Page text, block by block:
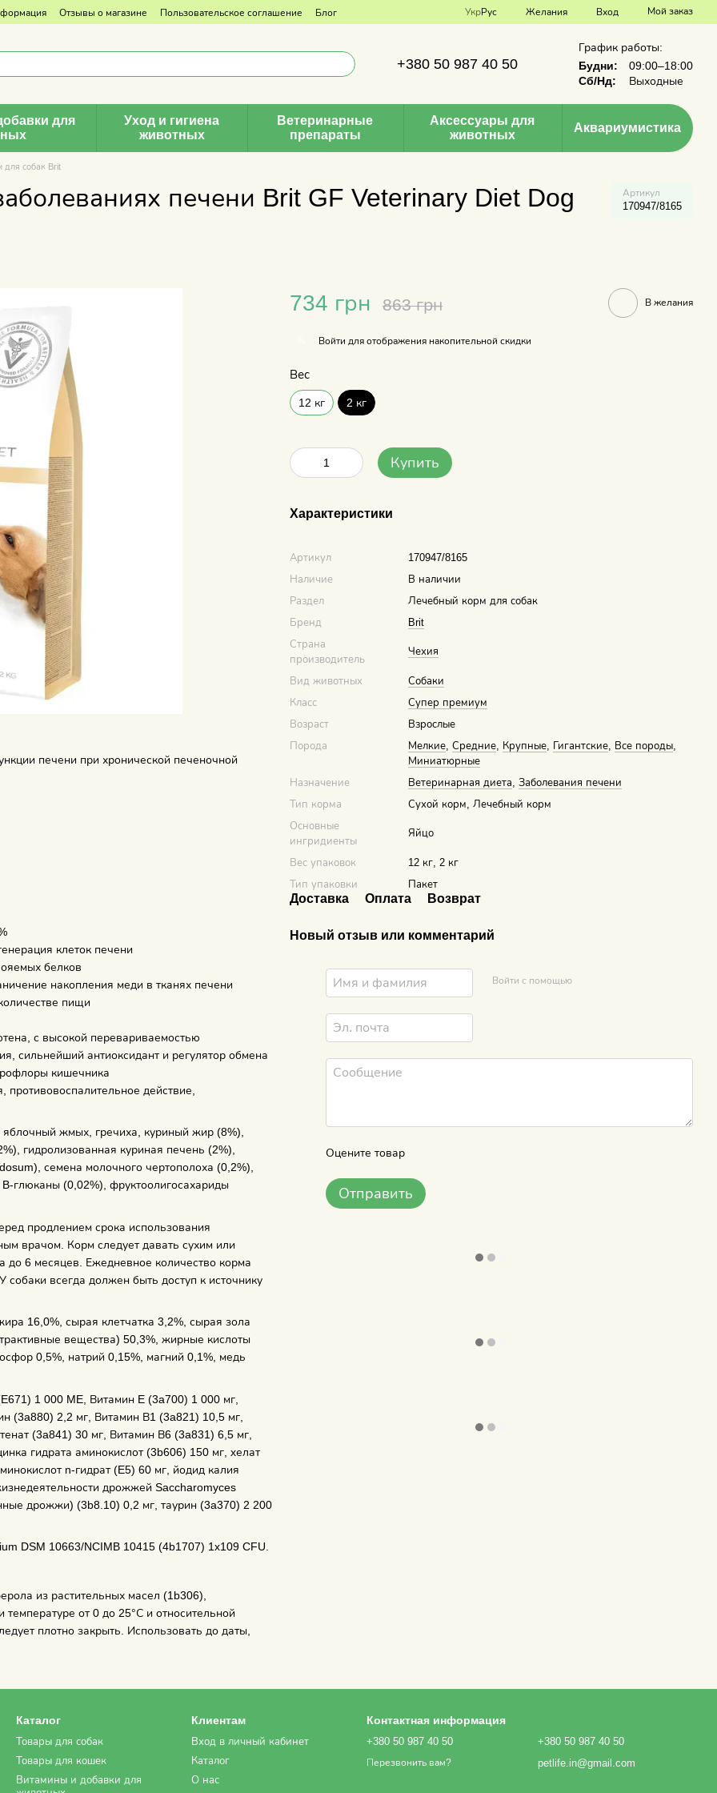
Отзывы о магазине Пользовательское соглашение Блог УкрРус Желания Вход Мой заказ
+380 50 987 40 50
График работы:
Будни:
09:00–18:00
Сб/Нд:
Выходные
для
Уход и гигиена
животных
Ветеринарные
препараты
Аксессуары для
животных
Аквариумистика
собак Brit
печени Brit GF Veterinary Diet Dog Артикул
170947/8165
печени при хронической печеночной
клеток печени
белков
накопления меди в тканях печени
пищи
с высокой перевариваемостью
сильнейший антиоксидант и регулятор обмена
кишечника
действие,
жмых, гречиха, куриный жир (8%),
гидролизованная куриная печень (2%),
семена молочного чертополоха (0,2%),
глюканы (0,02%), фруктоолигосахариды
продлением срока использования
врачом. Корм следует давать сухим или
до 6 месяцев. Ежедневное количество корма
всегда должен быть доступ к источнику
16,0%, сырая клетчатка 3,2%, сырая зола
вещества) 50,3%, жирные кислоты
0,5%, натрий 0,15%, магний 0,1%, медь
1 000 ME, Витамин E (3a700) 1 000 мг,
(3a880) 2,2 мг, Витамин В1 (3a821) 10,5 мг,
(3a841) 30 мг, Витамин В6 (3a831) 6,5 мг,
гидрата аминокислот (3b606) 150 мг, xелат
n-гидрат (E5) 60 мг, йодид калия
дрожжей Saccharomyces
дрожжи) (3b8.10) 0,2 мг, таурин (3a370) 2 200
DSM 10663/NCIMB 10415 (4b1707) 1x109 CFU.
из растительных масел (1b306),
от 0 до 25°С и относительной
плотно закрыть. Использовать до даты,
734 грн 863 грн В желания
Войти для отображения накопительной скидки
Вес
12 кг 2 кг
Купить
Характеристики
Артикул
170947/8165
Наличие
В наличии
Раздел
Лечебный корм для собак
Бренд
Brit
Страна
производитель
Чехия
Вид животных
Собаки
Класс
Супер премиум
Возраст
Взрослые
Порода
Мелкие,Средние, Крупные, Гигантские, Все породы,
Миниатюрные
Назначение
Ветеринарная диета,Заболевания печени
Тип корма
Сухой корм, Лечебный корм
Основные
ингридиенты
Яйцо
Вес упаковок
12 кг, 2 кг
Тип упаковки
Пакет
Доставка Оплата Возврат
Новый отзыв или комментарий
Войти с помощью
Оцените товар
Отправить
Каталог
Товары для собак
Товары для кошек
Витамины и добавки для
Клиентам
Вход в личный кабинет
Каталог
О нас
Контактная информация
+380 50 987 40 50
Перезвонить вам?
+380 50 987 40 50
petlife.in@gmail.com